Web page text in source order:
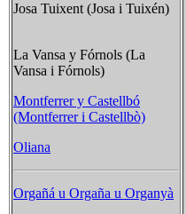
Josa Tuixent (Josa i Tuixén)
La Vansa y Fórnols (La
Vansa i Fórnols)
Montferrer y Castellbó
(Montferrer i Castellbò)
Oliana
Orgañá u Orgaña u Organyà